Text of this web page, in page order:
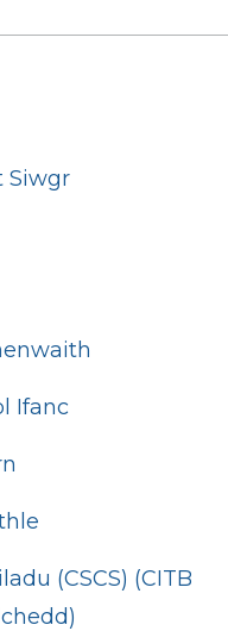
Siwgr
Ifanc
(CSCS) (CITB